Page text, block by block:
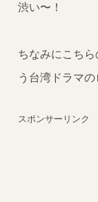
渋い〜！
ちなみにこち
う台湾ドラマの
スポンサーリンク